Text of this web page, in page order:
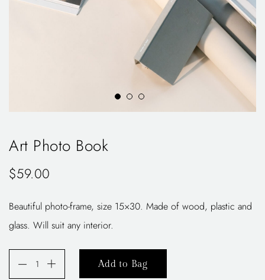
Art Photo Book
$59.00
Beautiful photo-frame, size 15×30. Made of wood, plastic and
glass. Will suit any interior.
Add to Bag